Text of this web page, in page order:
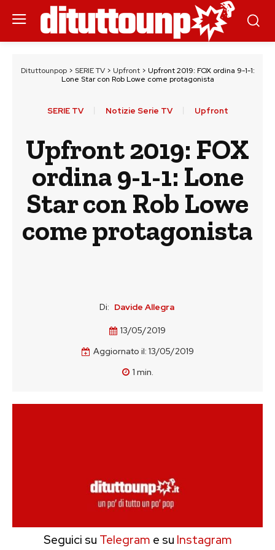
Dituttounpop> SERIE TV> Upfront> Upfront 2019: FOX ordina 9-1-1:
Lone Star con Rob Lowe come protagonista
SERIE TV Notizie Serie TV Upfront
Upfront 2019: FOX
ordina 9-1-1: Lone
Star con Rob Lowe
come protagonista
Di: Davide Allegra
13/05/2019
Aggiornato il: 13/05/2019
1 min.
Seguici su Telegram e su Instagram